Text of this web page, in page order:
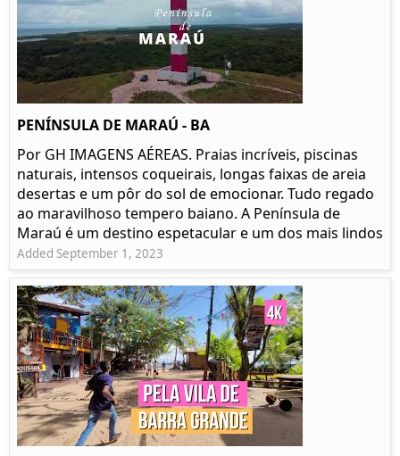
PENÍNSULA DE MARAÚ - BA
Por GH IMAGENS AÉREAS. Praias incríveis, piscinas
naturais, intensos coqueirais, longas faixas de areia
desertas e um pôr do sol de emocionar. Tudo regado
ao maravilhoso tempero baiano. A Península de
Maraú é um destino espetacular e um dos mais lindos
Added September 1, 2023